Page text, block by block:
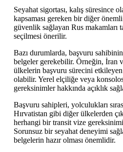
Seyahat sigortası, kalış süresince
kapsaması gereken bir diğer
güvenlik sağlayan Rus makamları
seçilmesi önerilir.
Bazı durumlarda, başvuru
belgeler gerekebilir. Örneğin, İran
ülkelerin başvuru sürecini
olabilir. Yerel elçiliğe veya
gereksinimler hakkında açıklık
Başvuru sahipleri, yolculukları
Hırvatistan gibi diğer ülkelerden
herhangi bir transit vize
Sorunsuz bir seyahat deneyimi
belgelerin hazır olması önemlidir.